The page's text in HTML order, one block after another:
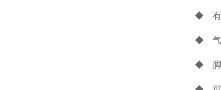
◆ 有
◆ 气
◆ 脚